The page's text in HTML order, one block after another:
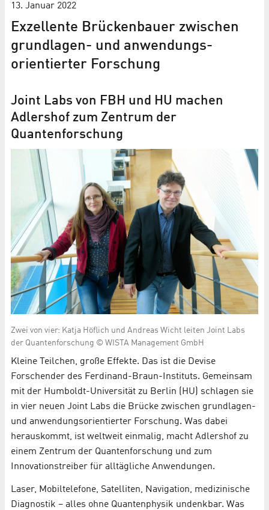
13. Januar 2022
Exzellente Brückenbauer zwischen
grundlagen- und anwendungs­
orientierter Forschung
Joint Labs von FBH und HU machen
Adlershof zum Zentrum der
Quantenforschung
Zwei von vier: Katja Höflich und Andreas Wicht leiten Joint Labs
der Quantenforschung © WISTA Management GmbH
Kleine Teilchen, große Effekte. Das ist die Devise
Forschender des Ferdinand-Braun-Instituts. Gemeinsam
mit der Humboldt-Universität zu Berlin (HU) schlagen sie
in vier neuen Joint Labs die Brücke zwischen grundlagen-
und anwendungsorientierter Forschung. Was dabei
herauskommt, ist weltweit einmalig, macht Adlershof zu
einem Zentrum der Quantenforschung und zum
Innovationstreiber für alltägliche Anwendungen.
Laser, Mobiltelefone, Satelliten, Navigation, medizinische
Diagnostik – alles ohne Quantenphysik undenkbar. Was